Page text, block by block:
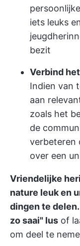
iets leuks
bezit
Verbind
Indien van
aan
zoals het
de
verbeteren
over een
Vriendelijke
nature leuk en
dingen te
zo saai" lus of
om deel te